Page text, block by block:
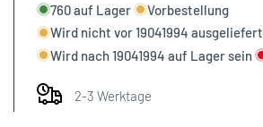
"product" "product"
hinzufügen
760auf Lager
Vorbestellung
Wird nicht vor19041994 ausgeliefert
Wird nach19041994 auf Lager sein
2-3 Werktage